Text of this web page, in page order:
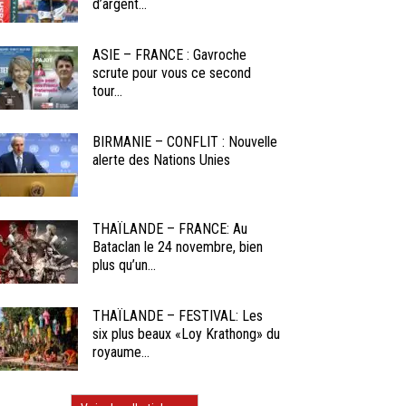
d’argent...
ASIE – FRANCE : Gavroche
scrute pour vous ce second
tour...
BIRMANIE – CONFLIT : Nouvelle
alerte des Nations Unies
THAÏLANDE – FRANCE: Au
Bataclan le 24 novembre, bien
plus qu’un...
THAÏLANDE – FESTIVAL: Les
six plus beaux «Loy Krathong» du
royaume...